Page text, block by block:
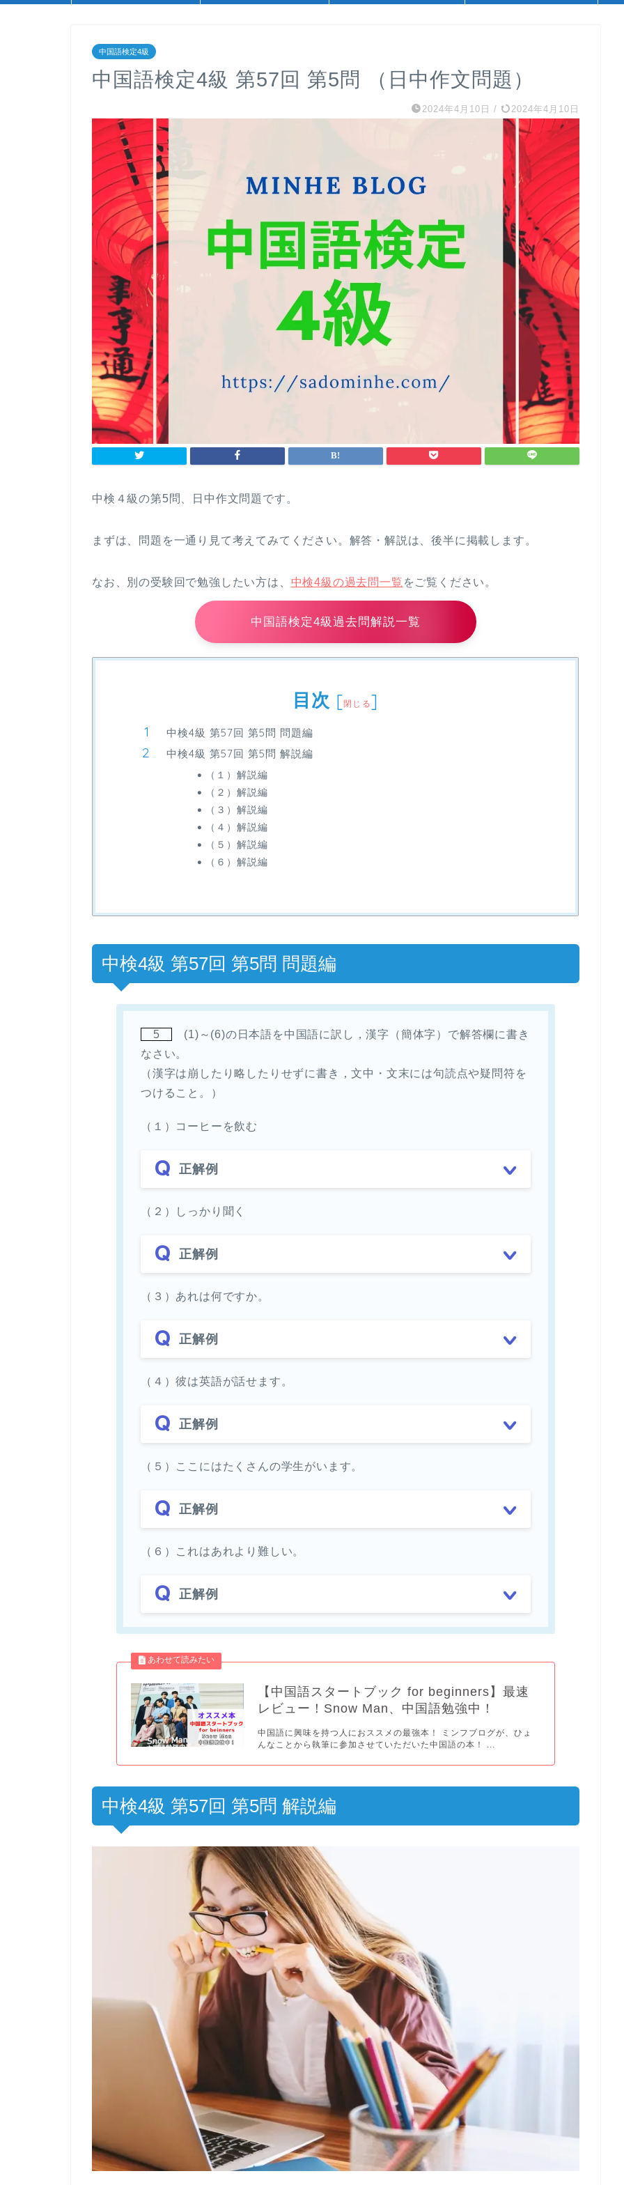
中国語検定4級
中国語検定4級 第57回 第5問 （日中作文問題）
2024年4月10日 / 2024年4月10日
中検４級の第5問、日中作文問題です。
まずは、問題を一通り見て考えてみてください。解答・解説は、後半に掲載します。
なお、別の受験回で勉強したい方は、 中検4級の過去問一覧 をご覧ください。
中国語検定4級過去問解説一覧
目次 [閉じる]
中検4級 第57回 第5問 問題編
中検4級 第57回 第5問 解説編
（１）解説編
（２）解説編
（３）解説編
（４）解説編
（５）解説編
（６）解説編
中検4級 第57回 第5問 問題編
5
(1)～(6)の日本語を中国語に訳し，漢字（簡体字）で解答欄に書き
なさい。
（漢字は崩したり略したりせずに書き，文中・文末には句読点や疑問符を
つけること。）
（１）コーヒーを飲む
正解例
（２）しっかり聞く
正解例
（３）あれは何ですか。
正解例
（４）彼は英語が話せます。
正解例
（５）ここにはたくさんの学生がいます。
正解例
（６）これはあれより難しい。
正解例
【中国語スタートブック for beginners】最速
レビュー！Snow Man、中国語勉強中！
中国語に興味を持つ人におススメの最強本！ ミンフブログが、ひょ
んなことから執筆に参加させていただいた中国語の本！ ...
中検4級 第57回 第5問 解説編